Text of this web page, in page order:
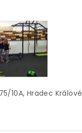
10A, Hradec Králové